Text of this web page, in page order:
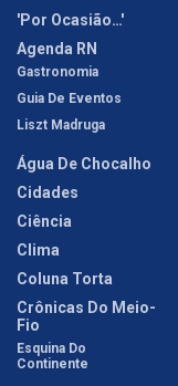
'Por Ocasião…'
Agenda RN
Gastronomia
Guia De Eventos
Liszt Madruga
Água De Chocalho
Cidades
Ciência
Clima
Coluna Torta
Crônicas Do Meio-
Fio
Esquina Do
Continente